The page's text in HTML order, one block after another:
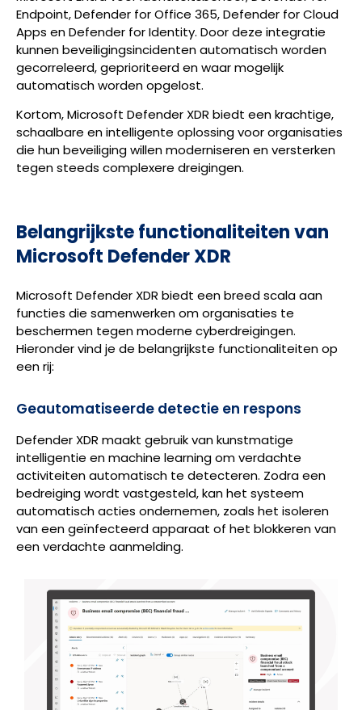
Endpoint, Defender for Office 365, Defender for Cloud
Apps en Defender for Identity. Door deze integratie
kunnen beveiligingsincidenten automatisch worden
gecorreleerd, geprioriteerd en waar mogelijk
automatisch worden opgelost.
Kortom, Microsoft Defender XDR biedt een krachtige,
schaalbare en intelligente oplossing voor organisaties
die hun beveiliging willen moderniseren en versterken
tegen steeds complexere dreigingen.
Belangrijkste functionaliteiten van
Microsoft Defender XDR
Microsoft Defender XDR biedt een breed scala aan
functies die samenwerken om organisaties te
beschermen tegen moderne cyberdreigingen.
Hieronder vind je de belangrijkste functionaliteiten op
een rij:
Geautomatiseerde detectie en respons
Defender XDR maakt gebruik van kunstmatige
intelligentie en machine learning om verdachte
activiteiten automatisch te detecteren. Zodra een
bedreiging wordt vastgesteld, kan het systeem
automatisch acties ondernemen, zoals het isoleren
van een geïnfecteerd apparaat of het blokkeren van
een verdachte aanmelding.